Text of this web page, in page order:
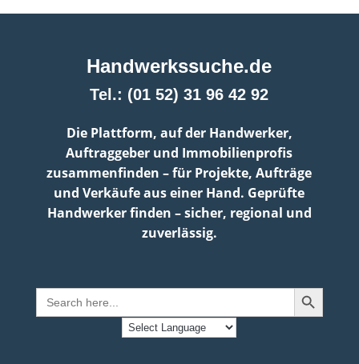
Handwerkssuche.de
Tel.: (01 52) 31 96 42 92
Die Plattform, auf der Handwerker,
Auftraggeber und Immobilienprofis
zusammenfinden – für Projekte, Aufträge
und Verkäufe aus einer Hand. Geprüfte
Handwerker finden – sicher, regional und
zuverlässig.
Search
for:
Search Button